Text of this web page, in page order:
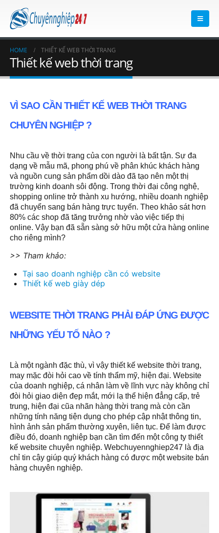
HOME THIẾT KẾ WEB THỜI TRANG
Thiết kế web thời trang
VÌ SAO CẦNTHIẾT KẾ WEB THỜI TRANG
CHUYÊN NGHIỆP?
Nhu cầu về thời trang của con người là bất tận. Sự đa
dạng về mẫu mã, phong phú về phân khúc khách hàng
và nguồn cung sản phẩm dồi dào đã tạo nên một thị
trường kinh doanh sôi động. Trong thời đại công nghệ,
shopping online trở thành xu hướng, nhiều doanh nghiệp
đã chuyển sang bán hàng trực tuyến. Theo khảo sát hơn
80% các shop đã tăng trưởng nhờ vào việc tiếp thị
online. Vậy bạn đã sẵn sàng sở hữu một cửa hàng online
cho riêng mình?
>> Tham khảo:
Tại sao doanh nghiệp cần có website
Thiết kế web giày dép
WEBSITE THỜI TRANG PHẢI ĐÁP ỨNG ĐƯỢC
NHỮNG YẾU TỐ NÀO ?
Là một ngành đặc thù, vì vậy thiết kế website thời trang,
may mặc đòi hỏi cao về tính thẩm mỹ, hiện đại. Website
của doanh nghiệp, cá nhân làm về lĩnh vực này không chỉ
đòi hỏi giao diện đẹp mắt, mới lạ thể hiện đẳng cấp, trẻ
trung, hiện đại cũa nhãn hàng thời trang mà còn cần
những tính năng tiện dụng cho phép cập nhật thông tin,
hình ảnh sản phẩm thường xuyên, liên tục. Để làm được
điều đó, doanh nghiệp bạn cần tìm đến một công ty thiết
kế website chuyên nghiệp. Webchuyennghiep247 là địa
chỉ tin cậy giúp quý khách hàng có được một website bán
hàng chuyên nghiệp.